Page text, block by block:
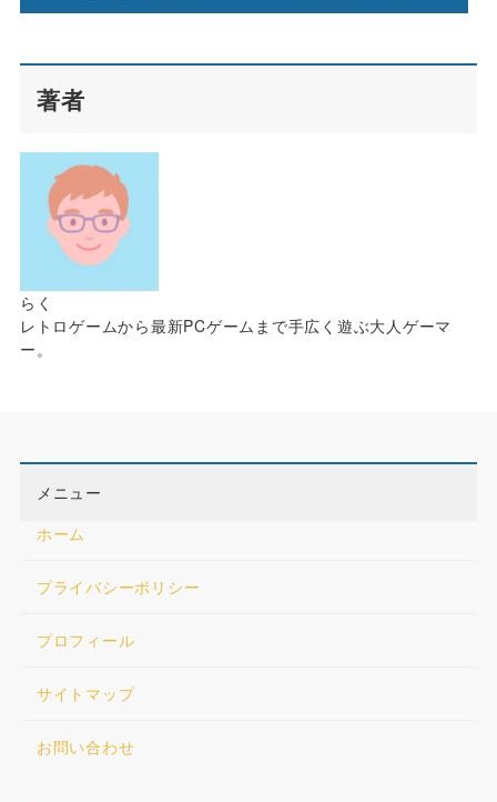
著者
らく
レトロゲームから最新PCゲームまで手広く遊ぶ大人ゲーマ
ー。
メニュー
ホーム
プライバシーポリシー
プロフィール
サイトマップ
お問い合わせ